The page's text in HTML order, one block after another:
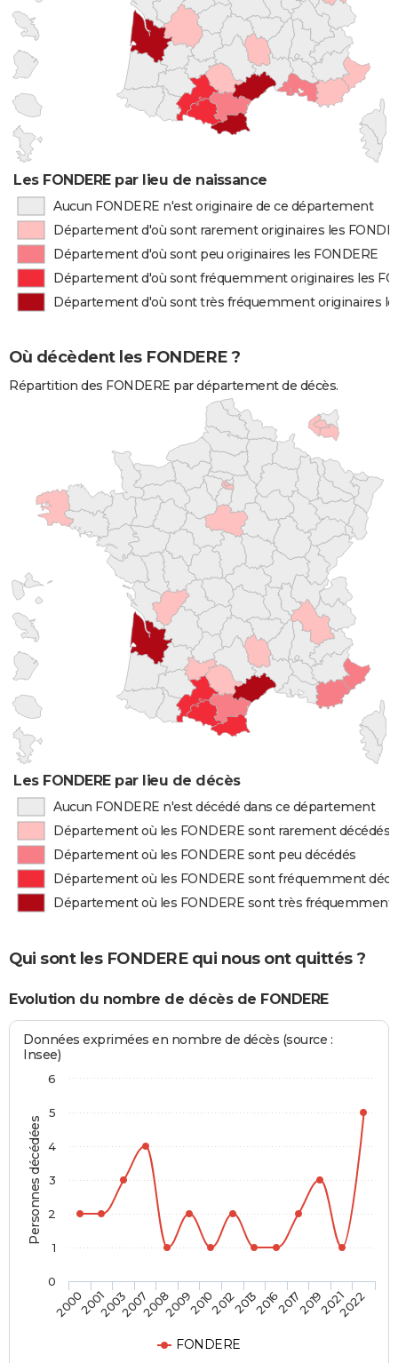
Les FONDERE par lieu de naissance
Aucun FONDERE n'est originaire de ce département
Département d'où sont rarement originaires les
Département d'où sont peu originaires les FONDERE
Département d'où sont fréquemment originaires les
Département d'où sont très fréquemment originaires
Où décèdent les FONDERE ?
Répartition des FONDERE par département de décès.
Les FONDERE par lieu de décès
Aucun FONDERE n'est décédé dans ce département
Département où les FONDERE sont rarement décédés
Département où les FONDERE sont peu décédés
Département où les FONDERE sont fréquemment
Département où les FONDERE sont très fréquemment
Qui sont les FONDERE qui nous ont quittés ?
Evolution du nombre de décès de FONDERE
Personnes décédées
Données exprimées en nombre de décès (source :
Insee)
FONDERE
20002001200320072008200920102012201320162017201920212022
0
1
2
3
4
5
6